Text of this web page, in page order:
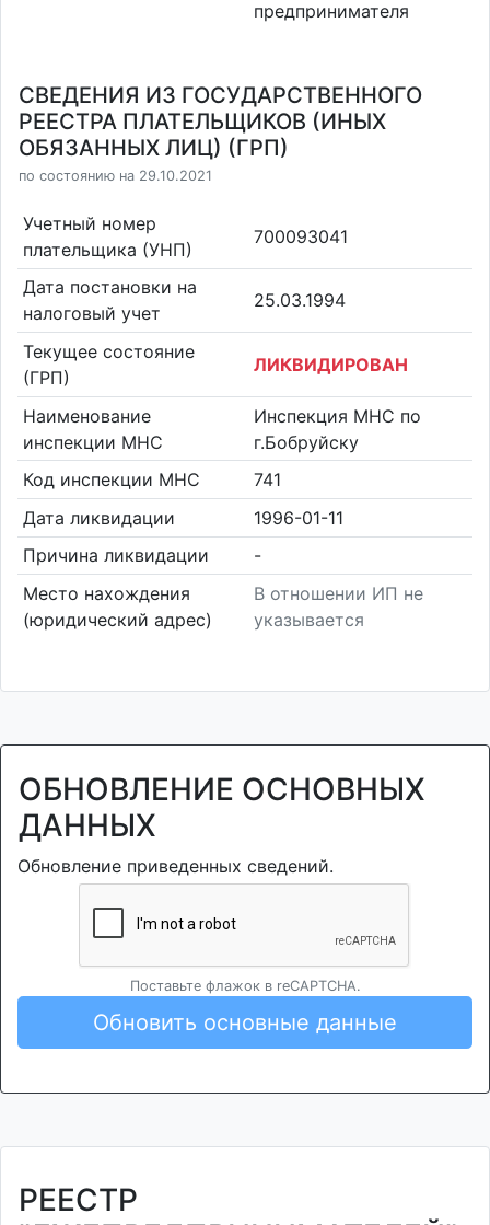
предпринимателя
СВЕДЕНИЯ ИЗ ГОСУДАРСТВЕННОГО
РЕЕСТРА ПЛАТЕЛЬЩИКОВ (ИНЫХ
ОБЯЗАННЫХ ЛИЦ) (ГРП)
по состоянию на 29.10.2021
Учетный номер
плательщика (УНП)
700093041
Дата постановки на
налоговый учет
25.03.1994
Текущее состояние
(ГРП)
ЛИКВИДИРОВАН
Наименование
инспекции МНС
Инспекция МНС по
г.Бобруйску
Код инспекции МНС
741
Дата ликвидации
1996-01-11
Причина ликвидации
-
Место нахождения
(юридический адрес)
В отношении ИП не
указывается
ОБНОВЛЕНИЕ ОСНОВНЫХ
ДАННЫХ
Обновление приведенных сведений.
Поставьте флажок в reCAPTCHA.
Обновить основные данные
РЕЕСТР